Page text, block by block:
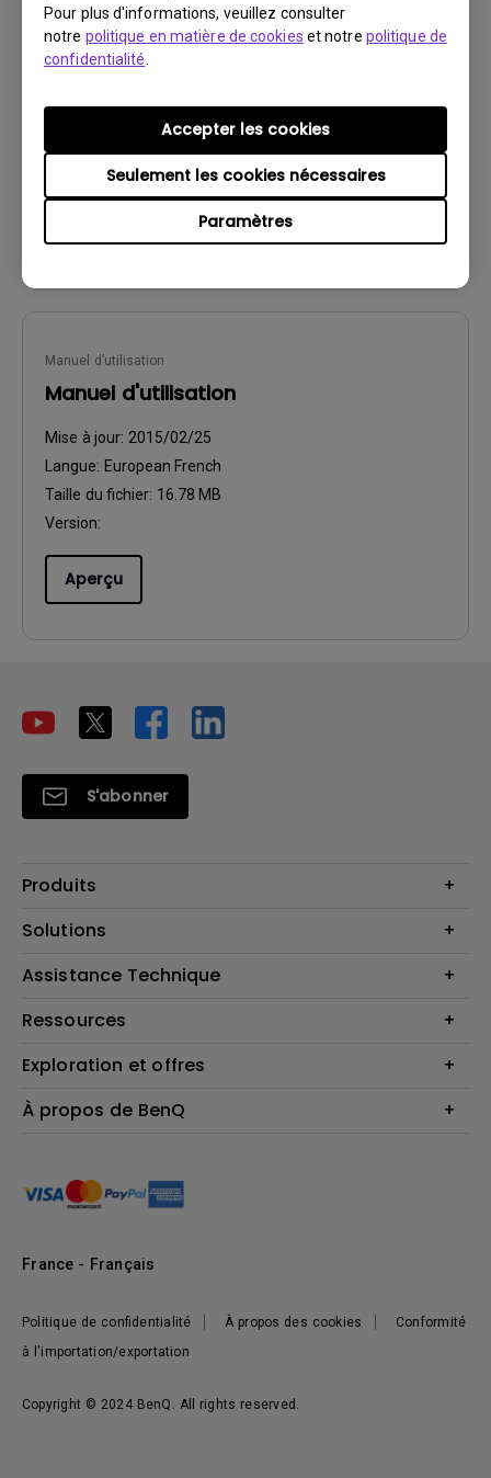
Pour plus d'informations, veuillez consulter
notre politique en matière de cookies et notre politique de
confidentialité
Paramètres
Seulement les cookies nécessaires
Accepter les cookies
Manuel d’utilisation
guide de démarrage rapide
20.42 MB
Manuel d’utilisation
Manuel d'utilisation
Mise à jour: 2015/02/25
Langue: European French
Taille du fichier: 16.78 MB
Version:
Aperçu
S'abonner
Produits
Vidéoprojecteurs
Éclairage
Haut-parleur
Solutions
Business Display
Assistance Technique
Contactez-nous par téléphone
FAQ boutique en ligne BenQ
Politique de retour de la boutique BenQ
Ressources
Centre de connaissances
Exploration et offres
Events, Promotions & Webinars
À propos de BenQ
Responsabilité sociale de l'entreprise
Actualités
Copyright © 2024 BenQ. All rights reserved.
Politique de confidentialité À propos des cookies
Conformité
à l'importation/exportation
France - Français